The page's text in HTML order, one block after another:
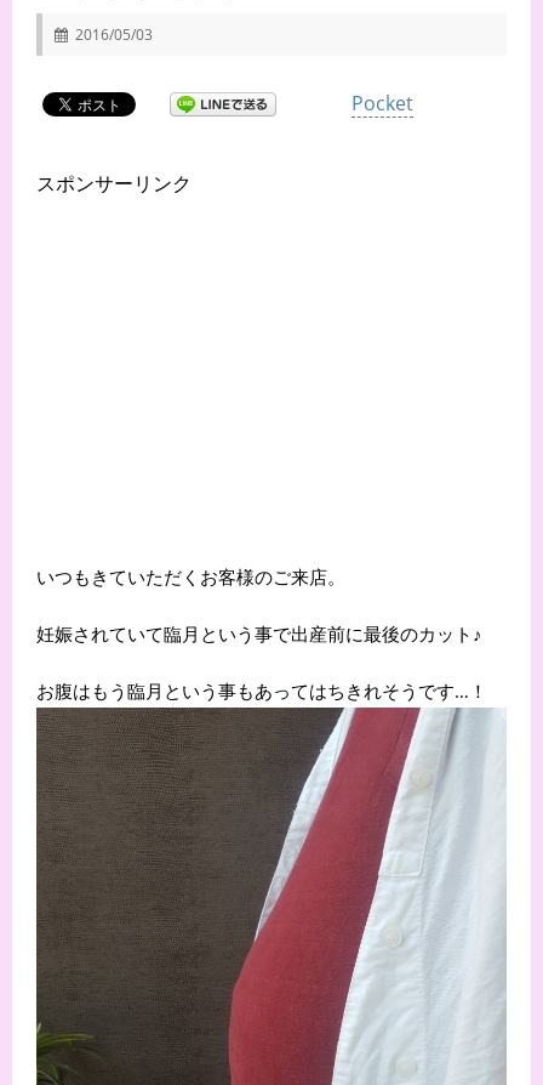
2016/05/03
Pocket
スポンサーリンク
いつもきていただくお客様のご来店。
妊娠されていて臨月という事で出産前に最後のカット♪
お腹はもう臨月という事もあってはちきれそうです…！